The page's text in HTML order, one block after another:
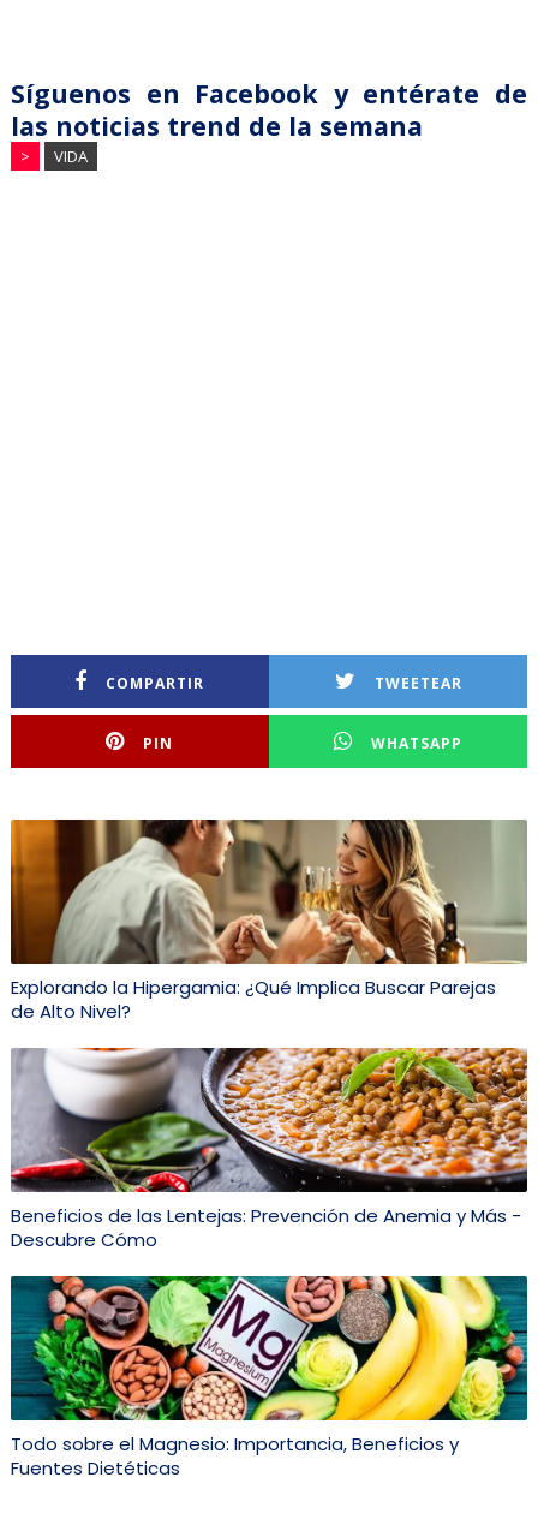
Síguenos en Facebook y entérate de
las noticias trend de la semana
> VIDA
COMPARTIR TWEETEAR
PIN WHATSAPP
Explorando la Hipergamia: ¿Qué Implica Buscar Parejas
de Alto Nivel?
Beneficios de las Lentejas: Prevención de Anemia y Más -
Descubre Cómo
Todo sobre el Magnesio: Importancia, Beneficios y
Fuentes Dietéticas